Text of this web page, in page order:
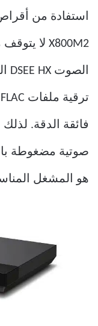
فائقة الدقة.
هو المشغل